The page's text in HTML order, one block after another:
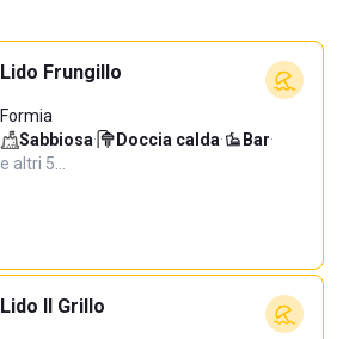
Lido Frungillo
Formia
Sabbiosa· Doccia calda· Bar·
e altri 5…
Lido Il Grillo